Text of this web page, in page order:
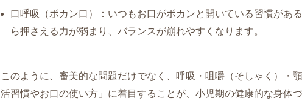
口呼吸（ポカン口）
：いつもお口がポカンと開いている習慣があ
ら押さえる力が弱まり、バランスが崩れやすくなります。
このように、審美的な問題だけでなく、呼吸・咀嚼（そしゃく）・
活習慣やお口の使い方」に着目することが、小児期の健康的な身体